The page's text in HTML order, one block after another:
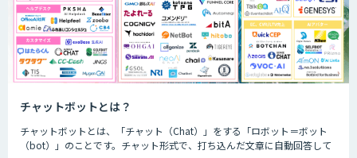
チャットボットとは？
チャットボットとは、「チャット（Chat）」をする「ロボット＝ボット
（bot）」のことです。チャット形式で、打ち込んだ文章に自動回答して